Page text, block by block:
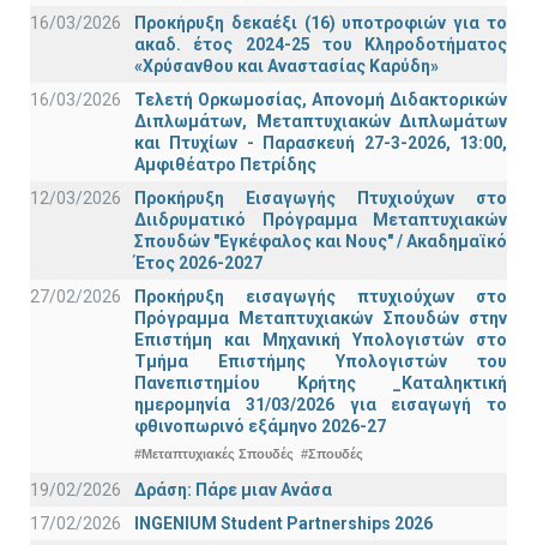
16/03/2026
Προκήρυξη δεκαέξι (16) υποτροφιών για το
ακαδ. έτος 2024-25 του Κληροδοτήματος
«Χρύσανθου και Αναστασίας Καρύδη»
16/03/2026
Τελετή Ορκωμοσίας, Απονομή Διδακτορικών
Διπλωμάτων, Μεταπτυχιακών Διπλωμάτων
και Πτυχίων - Παρασκευή 27-3-2026, 13:00,
Αμφιθέατρο Πετρίδης
12/03/2026
Προκήρυξη Εισαγωγής Πτυχιούχων στο
Διιδρυματικό Πρόγραμμα Μεταπτυχιακών
Σπουδών "Εγκέφαλος και Νους" / Ακαδημαϊκό
Έτος 2026-2027
27/02/2026
Προκήρυξη εισαγωγής πτυχιούχων στo
Πρόγραμμα Μεταπτυχιακών Σπουδών στην
Επιστήμη και Μηχανική Υπολογιστών στο
Τμήμα Eπιστήμης Υπολογιστών του
Πανεπιστημίου Κρήτης _Καταληκτική
ημερομηνία 31/03/2026 για εισαγωγή το
φθινοπωρινό εξάμηνο 2026-27
#Μεταπτυχιακές Σπουδές #Σπουδές
19/02/2026
Δράση: Πάρε μιαν Ανάσα
17/02/2026
INGENIUM Student Partnerships 2026